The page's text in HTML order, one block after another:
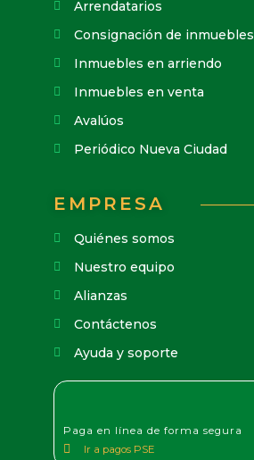
Arrendatarios
Consignación de inmuebles
Inmuebles en arriendo
Inmuebles en venta
Avalúos
Periódico Nueva Ciudad
EMPRESA
Quiénes somos
Nuestro equipo
Alianzas
Contáctenos
Ayuda y soporte
Paga en línea de forma segura
Ir a pagos PSE